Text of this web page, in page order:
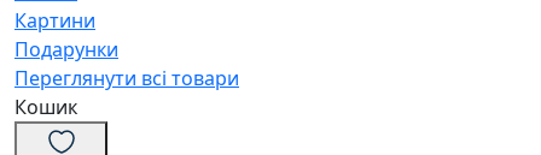
Картини
Подарунки
Переглянути всі товари
Кошик